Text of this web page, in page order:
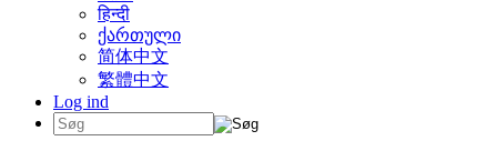
हिन्दी
ქართული
简体中文
繁體中文
Log ind